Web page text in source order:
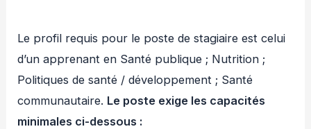
Le profil requis pour le poste de stagiaire est celui
d’un apprenant en Santé publique ; Nutrition ;
Politiques de santé / développement ; Santé
communautaire. Le poste exige les capacités
minimales ci-dessous :